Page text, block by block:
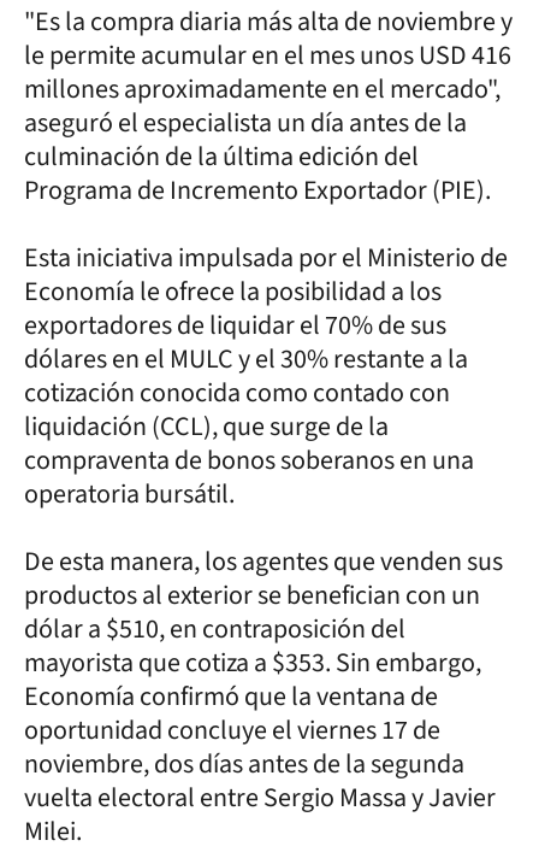
"Es la compra diaria más alta de noviembre y
le permite acumular en el mes unos USD 416
millones aproximadamente en el mercado",
aseguró el especialista un día antes de la
culminación de la última edición del
Programa de Incremento Exportador (PIE).
Esta iniciativa impulsada por el Ministerio de
Economía le ofrece la posibilidad a los
exportadores de liquidar el 70% de sus
dólares en el MULC y el 30% restante a la
cotización conocida como contado con
liquidación (CCL), que surge de la
compraventa de bonos soberanos en una
operatoria bursátil.
De esta manera, los agentes que venden sus
productos al exterior se benefician con un
dólar a $510, en contraposición del
mayorista que cotiza a $353. Sin embargo,
Economía confirmó que la ventana de
oportunidad concluye el viernes 17 de
noviembre, dos días antes de la segunda
vuelta electoral entre Sergio Massa y Javier
Milei.